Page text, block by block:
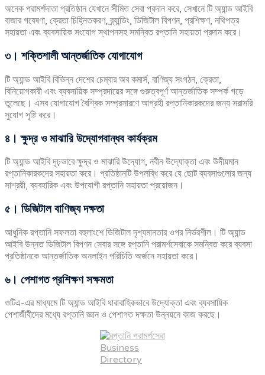
অনেক পরামর্শদাতা প্রতিষ্ঠান যেখানে সীমিত সেবা প্রদান করে, সেখানে টি অ্যান্ড আইবি
বাজার গবেষণা, ক্রেতা চিহ্নিতকরণ, ব্র্যান্ডিং, ডিজিটাল বিপণন, প্রশিক্ষণ, নথিপত্র
সহায়তা এবং ব্যবসায়িক সংযোগ স্থাপনসহ সমন্বিত রপ্তানি সহায়তা প্রদান করে।
৩। শক্তিশালী আন্তর্জাতিক যোগাযোগ
টি অ্যান্ড আইবি বিভিন্ন দেশের চেম্বার অব কমার্স, বাণিজ্য সংগঠন, ক্রেতা,
বিনিয়োগকারী এবং ব্যবসায়িক সম্প্রদায়ের সঙ্গে গুরুত্বপূর্ণ আন্তর্জাতিক সম্পর্ক গড়ে
তুলেছে। এসব যোগাযোগ বৈশ্বিক সম্প্রসারণে আগ্রহী রপ্তানিকারকদের জন্য সরাসরি
সুযোগ সৃষ্টি করে।
৪। ক্ষুদ্র ও মাঝারি উদ্যোগবান্ধব কার্যক্রম
টি অ্যান্ড আইবি দৃঢ়ভাবে ক্ষুদ্র ও মাঝারি উদ্যোগ, নবীন উদ্যোক্তা এবং উদীয়মান
রপ্তানিকারকদের সহায়তা করে। প্রতিষ্ঠানটি উপলব্ধি করে যে ছোট ব্যবসাগুলোর জন্য
সাশ্রয়ী, ব্যবহারিক এবং উপযোগী রপ্তানি সহায়তা প্রয়োজন।
৫। ডিজিটাল বাণিজ্য দক্ষতা
আধুনিক রপ্তানি সফলতা বহুলাংশে ডিজিটাল দৃশ্যমানতার ওপর নির্ভরশীল। টি অ্যান্ড
আইবি উন্নত ডিজিটাল বিপণন সেবার সঙ্গে রপ্তানি পরামর্শসেবাকে সমন্বিত করে ব্যবসা
প্রতিষ্ঠানকে আন্তর্জাতিক অনলাইন পরিচিতি অর্জনে সহায়তা করে।
৬। পেশাগত প্রশিক্ষণ সক্ষমতা
ওটিএ-এর মাধ্যমে টি অ্যান্ড আইবি ধারাবাহিকভাবে উদ্যোক্তা এবং ব্যবসায়িক
পেশাজীবীদের মধ্যে রপ্তানি জ্ঞান ও পেশাগত দক্ষতা উন্নয়নে কাজ করছে।
Business
Directory